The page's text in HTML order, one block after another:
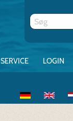
SERVICE LOGIN